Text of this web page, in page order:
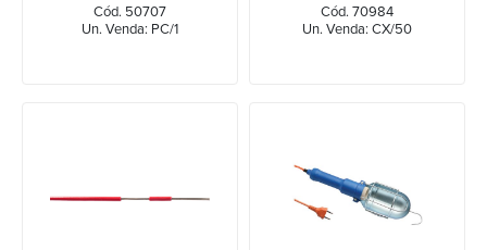
Cód. 50707
Un. Venda: PC/1
Cód. 70984
Un. Venda: CX/50